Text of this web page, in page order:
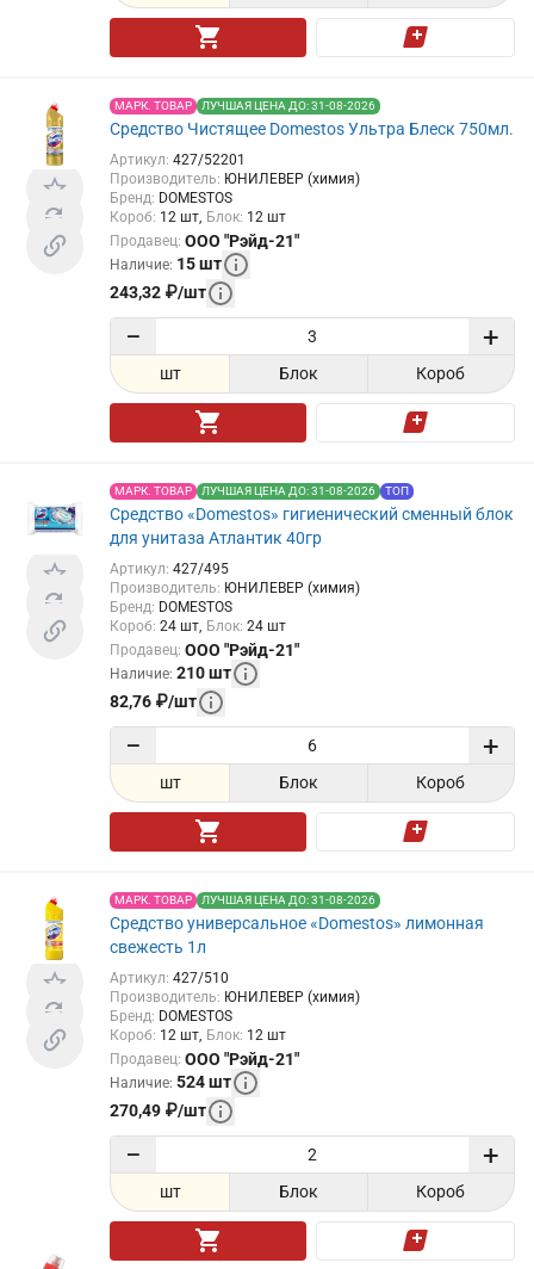
МАРК. ТОВАР ЛУЧШАЯ ЦЕНА ДО: 31-08-2026
Средство Чистящее Domestos Ультра Блеск 750мл.
Артикул: 427/52201
Производитель: ЮНИЛЕВЕР (химия)
Бренд: DOMESTOS
Короб: 12 шт Блок: 12 шт
Продавец: ООО "Рэйд-21"
Наличие: 15шт
243,32 ₽/шт
− +
шт Блок Короб
МАРК. ТОВАР ЛУЧШАЯ ЦЕНА ДО: 31-08-2026 ТОП
Средство «Domestos» гигиенический сменный блок
для унитаза Атлантик 40гр
Артикул: 427/495
Производитель: ЮНИЛЕВЕР (химия)
Бренд: DOMESTOS
Короб: 24 шт Блок: 24 шт
Продавец: ООО "Рэйд-21"
Наличие: 210шт
82,76 ₽/шт
− +
шт Блок Короб
МАРК. ТОВАР ЛУЧШАЯ ЦЕНА ДО: 31-08-2026
Средство универсальное «Domestos» лимонная
свежесть 1л
Артикул: 427/510
Производитель: ЮНИЛЕВЕР (химия)
Бренд: DOMESTOS
Короб: 12 шт Блок: 12 шт
Продавец: ООО "Рэйд-21"
Наличие: 524шт
270,49 ₽/шт
− +
шт Блок Короб